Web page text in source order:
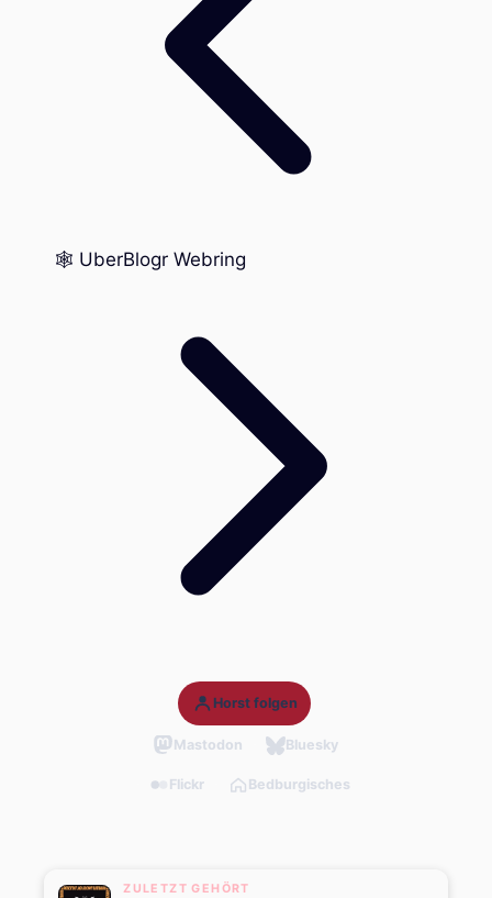
🕸️ UberBlogr Webring
Horst folgen
Mastodon Bluesky
Flickr Bedburgisches
ZULETZT GEHÖRT